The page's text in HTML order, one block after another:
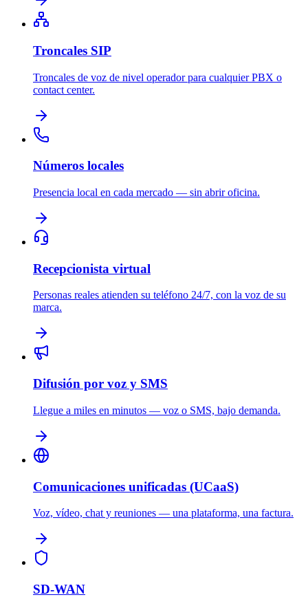
Troncales SIP
Troncales de voz de nivel operador para cualquier PBX o
contact center.
Números locales
Presencia local en cada mercado — sin abrir oficina.
Recepcionista virtual
Personas reales atienden su teléfono 24/7, con la voz de su
marca.
Difusión por voz y SMS
Llegue a miles en minutos — voz o SMS, bajo demanda.
Comunicaciones unificadas (UCaaS)
Voz, vídeo, chat y reuniones — una plataforma, una factura.
SD-WAN